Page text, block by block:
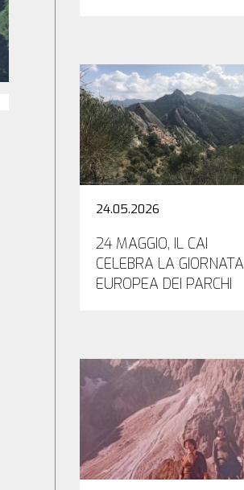
24.05.2026
24 MAGGIO, IL CAI
CELEBRA LA GIORNATA
EUROPEA DEI PARCHI